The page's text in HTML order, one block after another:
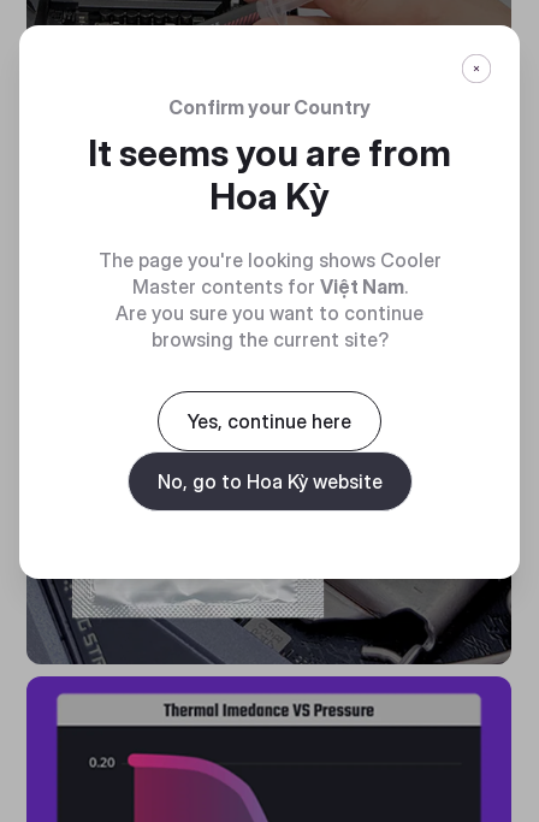
KHĂN LAU
KHÔNG XƠ VẢI
Vệ sinh bề mặt trước khi bôi
hiệu suất tối ưu
Confirm your Country
It seems you are from
Hoa Kỳ
The page you're looking shows Cooler
Master contents for Việt Nam.
Are you sure you want to continue
browsing the current site?
Yes, continue here
No, go to Hoa Kỳ website